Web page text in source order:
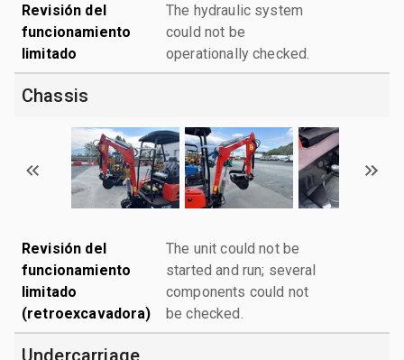
Revisión del
funcionamiento
limitado
The hydraulic system
could not be
operationally checked.
Chassis
Revisión del
funcionamiento
limitado
(retroexcavadora)
The unit could not be
started and run; several
components could not
be checked.
Undercarriage